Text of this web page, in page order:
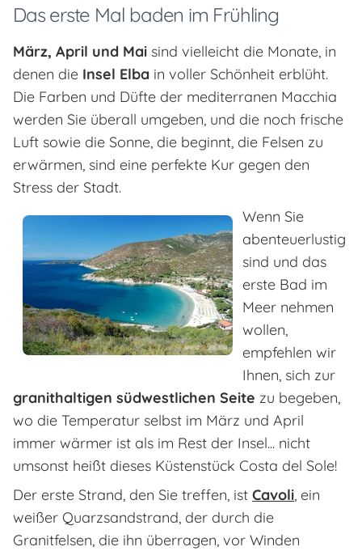
Das erste Mal baden im Frühling
März, April und Mai sind vielleicht die Monate, in
denen die Insel Elba in voller Schönheit erblüht.
Die Farben und Düfte der mediterranen Macchia
werden Sie überall umgeben, und die noch frische
Luft sowie die Sonne, die beginnt, die Felsen zu
erwärmen, sind eine perfekte Kur gegen den
Stress der Stadt.
Wenn Sie
abenteuerlustig
sind und das
erste Bad im
Meer nehmen
wollen,
empfehlen wir
Ihnen, sich zur
granithaltigen südwestlichen Seite zu begeben,
wo die Temperatur selbst im März und April
immer wärmer ist als im Rest der Insel... nicht
umsonst heißt dieses Küstenstück Costa del Sole!
Der erste Strand, den Sie treffen, ist Cavoli, ein
weißer Quarzsandstrand, der durch die
Granitfelsen, die ihn überragen, vor Winden